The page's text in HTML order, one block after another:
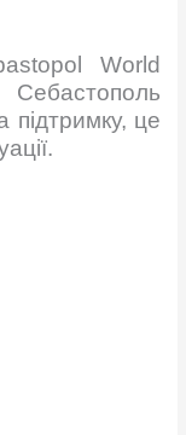
World
підтримку, це